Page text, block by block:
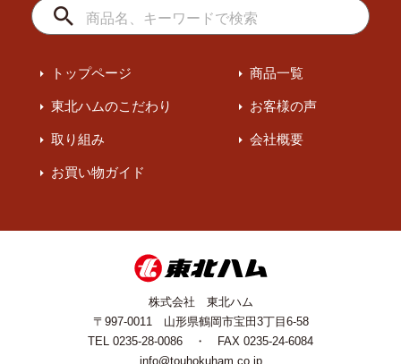
トップページ 商品一覧
東北ハムのこだわり お客様の声
取り組み 会社概要
お買い物ガイド
株式会社 東北ハム
〒997-0011 山形県鶴岡市宝田3丁目6-58
TEL 0235-28-0086 ・ FAX 0235-24-6084
info@touhokuham.co.jp